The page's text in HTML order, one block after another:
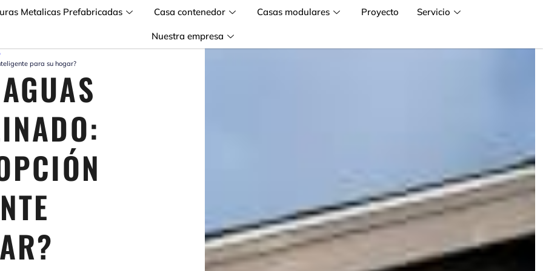
Metalicas Prefabricadas Casa contenedor Casas modulares Proyecto Servicio
Nuestra empresa
para su hogar?